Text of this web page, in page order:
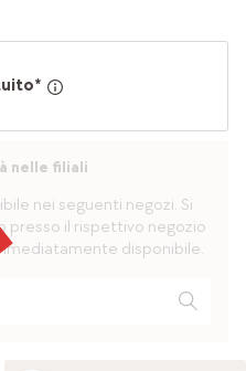
nelle filiali
nei seguenti negozi. Si
presso il rispettivo negozio
disponibile.